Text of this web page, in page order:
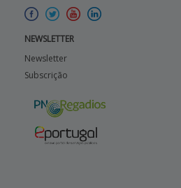
NEWSLETTER
Newsletter
Subscrição